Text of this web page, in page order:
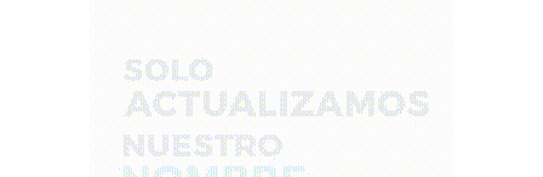
La relación entre ambos países comenzó a deteriorarse
tras la caída y detención de Castillo por su intento de
disolver el Congreso a finales de 2022. En ese momento,
México concedió asilo a la esposa y los hijos del
exmandatario.